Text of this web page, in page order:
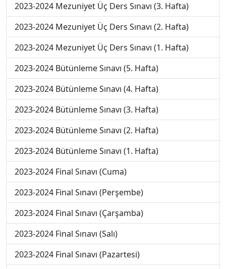
2023-2024 Mezuniyet Üç Ders Sınavı (3. Hafta)
2023-2024 Mezuniyet Üç Ders Sınavı (2. Hafta)
2023-2024 Mezuniyet Üç Ders Sınavı (1. Hafta)
2023-2024 Bütünleme Sınavı (5. Hafta)
2023-2024 Bütünleme Sınavı (4. Hafta)
2023-2024 Bütünleme Sınavı (3. Hafta)
2023-2024 Bütünleme Sınavı (2. Hafta)
2023-2024 Bütünleme Sınavı (1. Hafta)
2023-2024 Final Sınavı (Cuma)
2023-2024 Final Sınavı (Perşembe)
2023-2024 Final Sınavı (Çarşamba)
2023-2024 Final Sınavı (Salı)
2023-2024 Final Sınavı (Pazartesi)